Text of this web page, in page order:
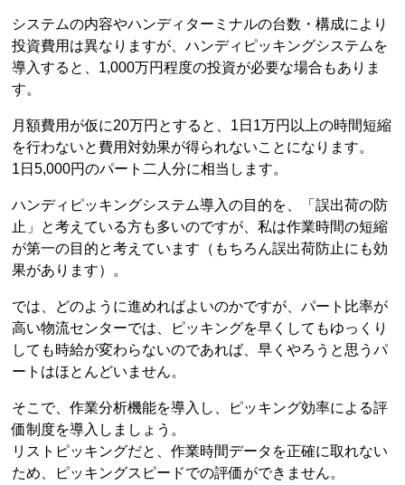
システムの内容やハンディターミナルの台数・構成により
投資費用は異なりますが、ハンディピッキングシステムを
導入すると、1,000万円程度の投資が必要な場合もありま
す。
月額費用が仮に20万円とすると、1日1万円以上の時間短縮
を行わないと費用対効果が得られないことになります。
1日5,000円のパート二人分に相当します。
ハンディピッキングシステム導入の目的を、「誤出荷の防
止」と考えている方も多いのですが、私は作業時間の短縮
が第一の目的と考えています（もちろん誤出荷防止にも効
果があります）。
では、どのように進めればよいのかですが、パート比率が
高い物流センターでは、ピッキングを早くしてもゆっくり
しても時給が変わらないのであれば、早くやろうと思うパ
ートはほとんどいません。
そこで、作業分析機能を導入し、ピッキング効率による評
価制度を導入しましょう。
リストピッキングだと、作業時間データを正確に取れない
ため、ピッキングスピードでの評価ができません。